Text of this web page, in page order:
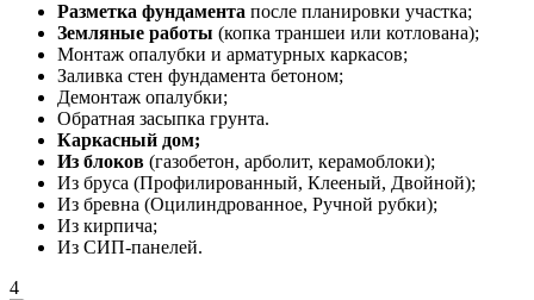
Разметка фундамента после планировки участка;
Земляные работы (копка траншеи или котлована);
Монтаж опалубки и арматурных каркасов;
Заливка стен фундамента бетоном;
Демонтаж опалубки;
Обратная засыпка грунта.
Каркасный дом;
Из блоков (газобетон, арболит, керамоблоки);
Из бруса (Профилированный, Клееный, Двойной);
Из бревна (Оцилиндрованное, Ручной рубки);
Из кирпича;
Из СИП-панелей.
4